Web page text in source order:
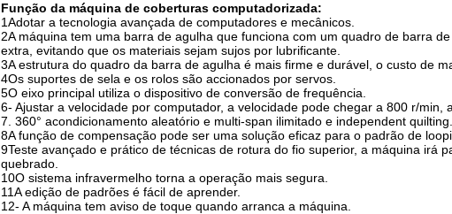
Função da máquina de coberturas computadorizada:
1Adotar a tecnologia avançada de computadores e mecânicos.
2A máquina tem uma barra de agulha que funciona com um quadro de barra
extra, evitando que os materiais sejam sujos por lubrificante.
3A estrutura do quadro da barra de agulha é mais firme e durável, o custo de
4Os suportes de sela e os rolos são accionados por servos.
5O eixo principal utiliza o dispositivo de conversão de frequência.
6- Ajustar a velocidade por computador, a velocidade pode chegar a 800 r/min,
7. 360° acondicionamento aleatório e multi-span ilimitado e independent quilting.
8A função de compensação pode ser uma solução eficaz para o padrão de
9Teste avançado e prático de técnicas de rotura do fio superior, a máquina irá
quebrado.
10O sistema infravermelho torna a operação mais segura.
11A edição de padrões é fácil de aprender.
12- A máquina tem aviso de toque quando arranca a máquina.